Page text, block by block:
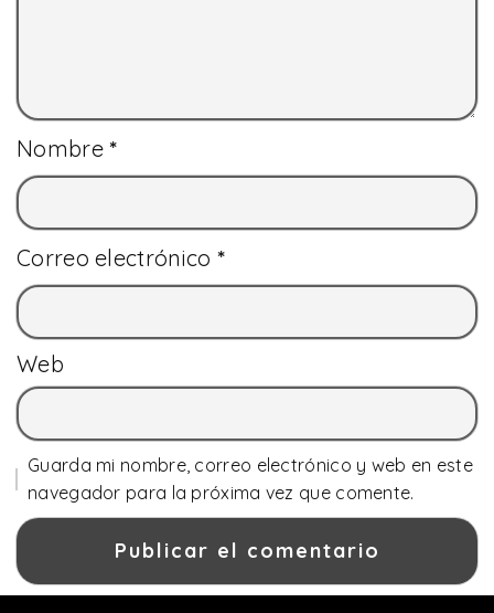
Nombre*
Correo electrónico *
Web
Guarda mi nombre, correo electrónico y web en este
navegador para la próxima vez que comente.